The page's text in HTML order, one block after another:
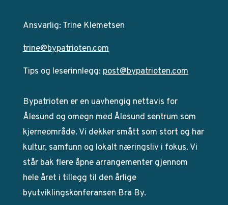
Ansvarlig: Trine Klemetsen
trine@bypatrioten.com
Tips og leserinnlegg: post@bypatrioten.com
Bypatrioten er en uavhengig nettavis for
Ålesund og omegn med Ålesund sentrum som
kjerneområde. Vi dekker smått som stort og har
kultur, samfunn og lokalt næringsliv i fokus. Vi
står bak flere åpne arrangementer gjennom
hele året i tillegg til den årlige
byutviklingskonferansen Bra By.